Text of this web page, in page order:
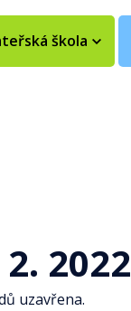
škola
2022
uzavřena.